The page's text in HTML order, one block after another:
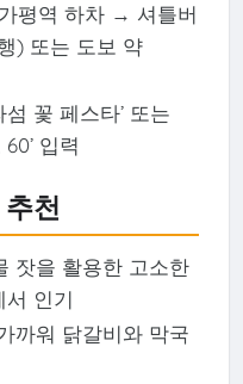
평역 하차 → 셔틀버
) 또는 도보 약
섬 꽃 페스타’ 또는
입력
천
잣을 활용한 고소한
서 인기
까워 닭갈비와 막국